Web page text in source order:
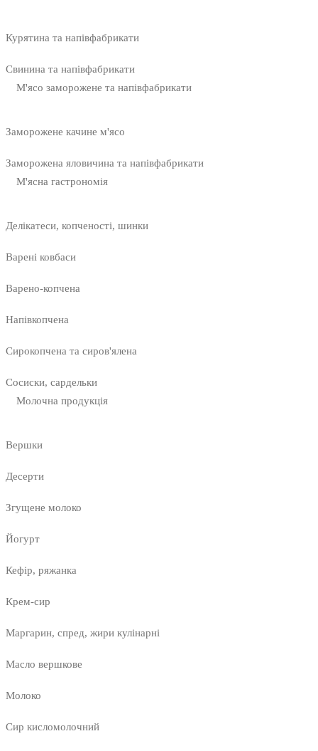
Курятина та напівфабрикати
Свинина та напівфабрикати
М'ясо заморожене та напівфабрикати
Заморожене качине м'ясо
Заморожена яловичина та напівфабрикати
М'ясна гастрономія
Делікатеси, копченості, шинки
Варені ковбаси
Варено-копчена
Напівкопчена
Сирокопчена та сиров'ялена
Сосиски, сардельки
Молочна продукція
Вершки
Десерти
Згущене молоко
Йогурт
Кефір, ряжанка
Крем-сир
Маргарин, спред, жири кулінарні
Масло вершкове
Молоко
Сир кисломолочний